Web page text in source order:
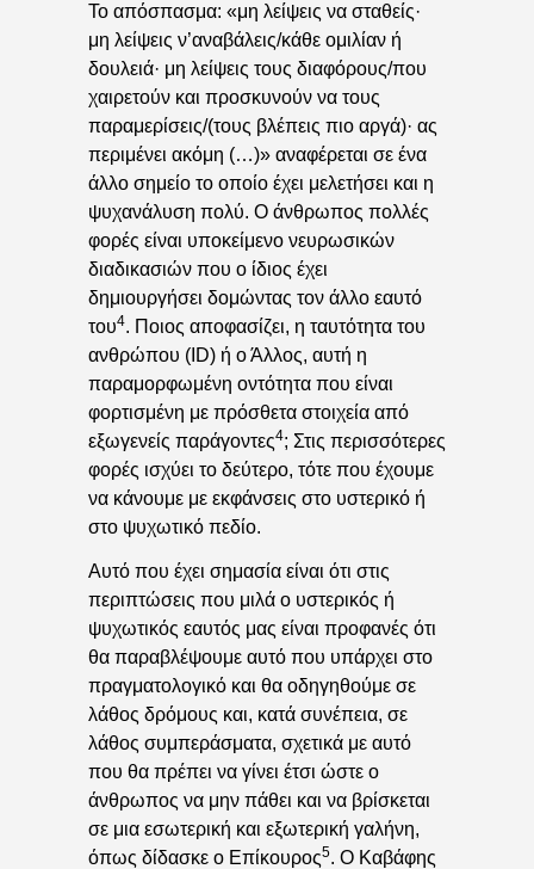
Το απόσπασμα: «μη λείψεις να σταθείς·
μη λείψεις ν’αναβάλεις/κάθε ομιλίαν ή
δουλειά· μη λείψεις τους διαφόρους/που
χαιρετούν και προσκυνούν να τους
παραμερίσεις/(τους βλέπεις πιο αργά)· ας
περιμένει ακόμη (…)» αναφέρεται σε ένα
άλλο σημείο το οποίο έχει μελετήσει και η
ψυχανάλυση πολύ. Ο άνθρωπος πολλές
φορές είναι υποκείμενο νευρωσικών
διαδικασιών που ο ίδιος έχει
δημιουργήσει δομώντας τον άλλο εαυτό
του4. Ποιος αποφασίζει, η ταυτότητα του
ανθρώπου (ID) ή ο Άλλος, αυτή η
παραμορφωμένη οντότητα που είναι
φορτισμένη με πρόσθετα στοιχεία από
εξωγενείς παράγοντες4; Στις περισσότερες
φορές ισχύει το δεύτερο, τότε που έχουμε
να κάνουμε με εκφάνσεις στο υστερικό ή
στο ψυχωτικό πεδίο.
Αυτό που έχει σημασία είναι ότι στις
περιπτώσεις που μιλά ο υστερικός ή
ψυχωτικός εαυτός μας είναι προφανές ότι
θα παραβλέψουμε αυτό που υπάρχει στο
πραγματολογικό και θα οδηγηθούμε σε
λάθος δρόμους και, κατά συνέπεια, σε
λάθος συμπεράσματα, σχετικά με αυτό
που θα πρέπει να γίνει έτσι ώστε ο
άνθρωπος να μην πάθει και να βρίσκεται
σε μια εσωτερική και εξωτερική γαλήνη,
όπως δίδασκε ο Επίκουρος5. Ο Καβάφης